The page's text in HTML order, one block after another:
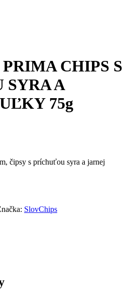
CHIPS S
SYRA A
75g
čipsy s príchuťou syra a jarnej
SlovChips